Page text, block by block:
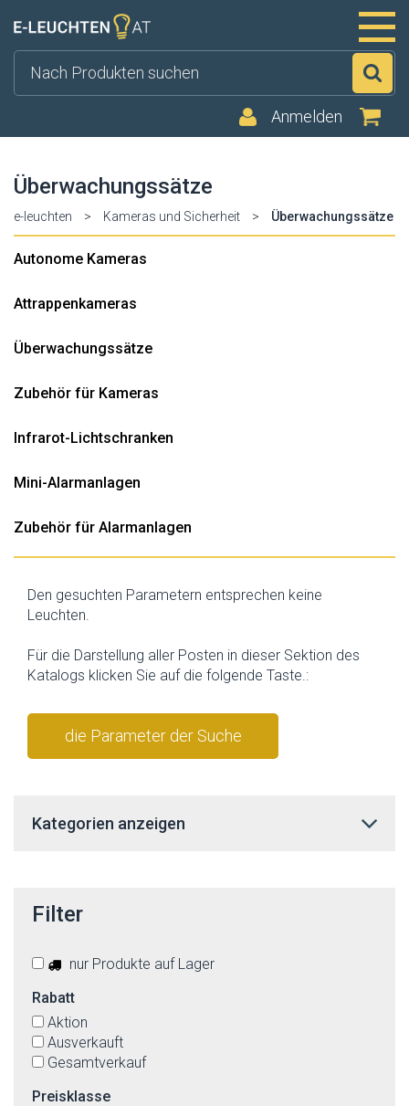
Anmelden
Überwachungssätze
e-leuchten > Kameras und Sicherheit > Überwachungssätze
Autonome Kameras
Attrappenkameras
Überwachungssätze
Zubehör für Kameras
Infrarot-Lichtschranken
Mini-Alarmanlagen
Zubehör für Alarmanlagen
Den gesuchten Parametern entsprechen keine
Leuchten.
Für die Darstellung aller Posten in dieser Sektion des
Katalogs klicken Sie auf die folgende Taste.:
die Parameter der Suche
Kategorien anzeigen
Filter
nur Produkte auf Lager
Rabatt
Aktion
Ausverkauft
Gesamtverkauf
Preisklasse